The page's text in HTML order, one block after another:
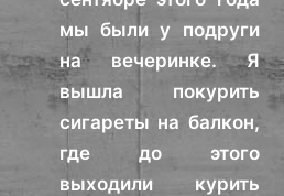
мы были у подруги
на вечеринке. Я
вышла покурить
сигареты на балкон,
где до этого
выходили курить